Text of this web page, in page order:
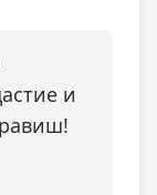
и